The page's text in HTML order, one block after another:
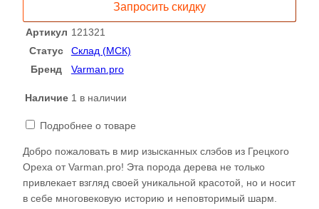
121321
Запросить скидку
Артикул 121321
Статус
Склад (МСК)
Бренд
Varman.pro
Наличие 1 в наличии
Подробнее о товаре
Добро пожаловать в мир изысканных слэбов из Грецкого
Ореха от Varman.pro! Эта порода дерева не только
привлекает взгляд своей уникальной красотой, но и носит
в себе многовековую историю и неповторимый шарм.